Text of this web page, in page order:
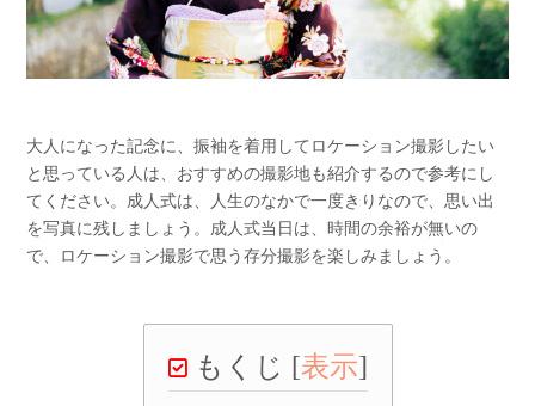
大人になった記念に、振袖を着用してロケーション撮影したい
と思っている人は、おすすめの撮影地も紹介するので参考にし
てください。成人式は、人生のなかで一度きりなので、思い出
を写真に残しましょう。成人式当日は、時間の余裕が無いの
で、ロケーション撮影で思う存分撮影を楽しみましょう。
もくじ [表示]